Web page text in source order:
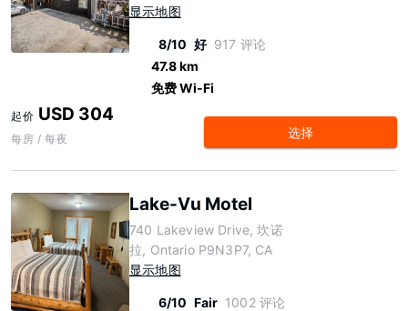
显示地图
8/10 好 917 评论
47.8 km
免费 Wi-Fi
起价 USD 304
每房 / 每夜 选择
Lake-Vu Motel
740 Lakeview Drive, 坎诺
拉, Ontario P9N3P7, CA
显示地图
6/10 Fair 1002 评论